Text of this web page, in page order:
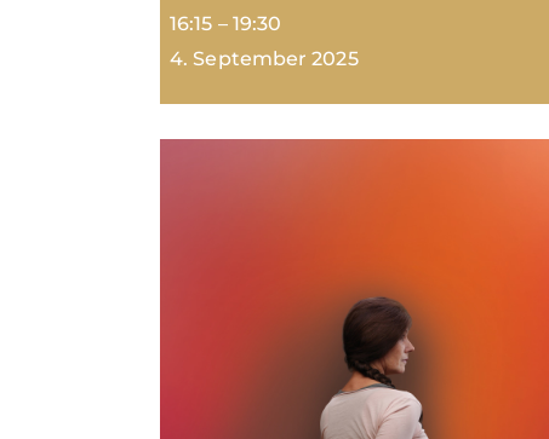
2Kurse: Hatha-Yoga Soft
16:15 – 19:30
4. September 2025